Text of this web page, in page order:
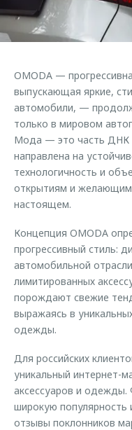
Страхование
Кредитный калькулятор
Одежда и сувениры
Оригинальные
Запчасти
Трейд-ин
Калькулятор трейд-ин
Клиентская поддержка
O&J Автоклуб
Приложение O&J
Одежда и сувениры
Оригинальные
Запчасти
Обратная связь
ОMODA —
выпускающая яркие,
автомобили, —
только в мировом
Мода — это часть ДНК
направлена на
технологичность и
открытиям и
настоящем.
Концепция OMODA
прогрессивный стиль:
автомобильной
лимитированных
порождают свежие
выражаясь в
одежды.
Для российских
уникальный интернет-
аксессуаров и одежды.
широкую
отзывы поклонников